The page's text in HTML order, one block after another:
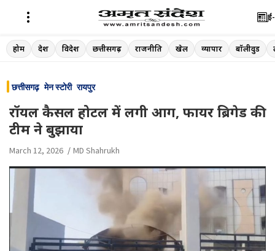
Skip
to
होम देश विदेश छत्तीसगढ़ राजनीति खेल व्यापार बॉलीवुड
छत्तीसगढ़ मेन स्टोरी रायपुर
रॉयल कैसल होटल में लगी आग, फायर ब्रिगेड की
टीम ने बुझाया
March 12, 2026 MD Shahrukh